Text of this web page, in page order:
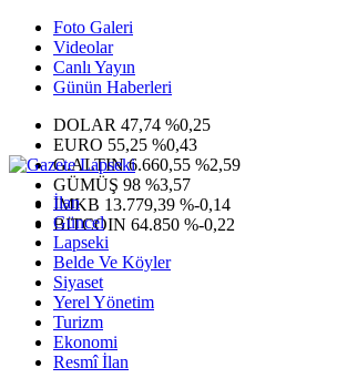
Foto Galeri
Videolar
Canlı Yayın
Günün Haberleri
DOLAR 47,74 %0,25
EURO 55,25 %0,43
G.ALTIN6.660,55 %2,59
GÜMÜŞ 98 %3,57
IMKB 13.779,39 %-0,14
BITCOIN 64.850 %-0,22
İlan
Güncel
Lapseki
Belde Ve Köyler
Siyaset
Yerel Yönetim
Turizm
Ekonomi
Resmî İlan